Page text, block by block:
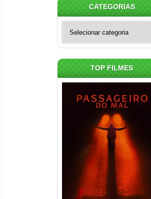
CATEGORIAS
TOP FILMES
Passageiro do Mal
(2026) WEB-DL 1080p
Áudio